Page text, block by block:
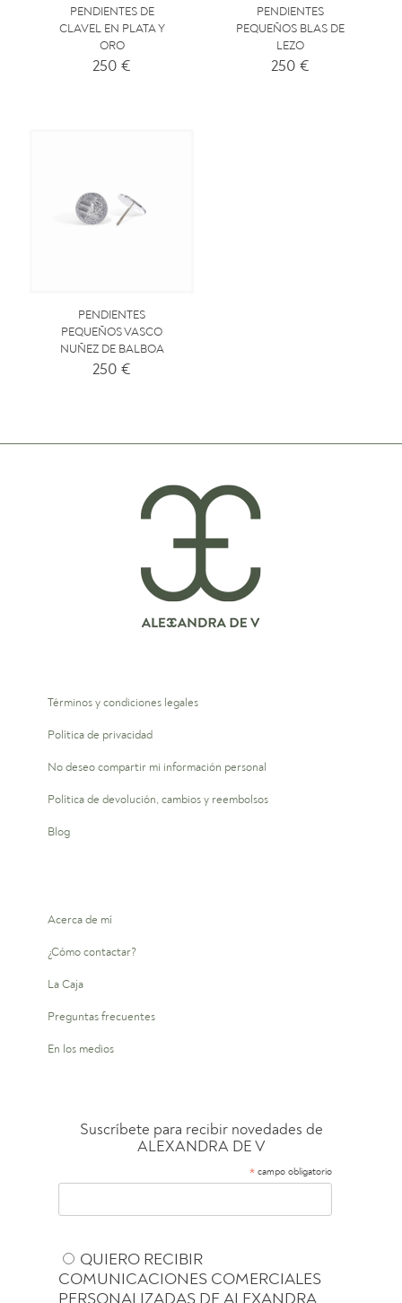
PENDIENTES DE
CLAVEL EN PLATA Y
ORO
250€
PENDIENTES
PEQUEÑOS BLAS DE
LEZO
250 €
PENDIENTES
PEQUEÑOS VASCO
NUÑEZ DE BALBOA
250€
Términos y condiciones legales
Política de privacidad
No deseo compartir mi información personal
Política de devolución, cambios y reembolsos
Blog
Acerca de mí
¿Cómo contactar?
La Caja
Preguntas frecuentes
En los medios
Suscríbete para recibir novedades de
ALEXANDRA DE V
* campo obligatorio
QUIERO RECIBIR
COMUNICACIONES COMERCIALES